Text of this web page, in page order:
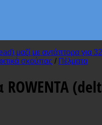
σκούπας / Πέλματα
ROWENTA